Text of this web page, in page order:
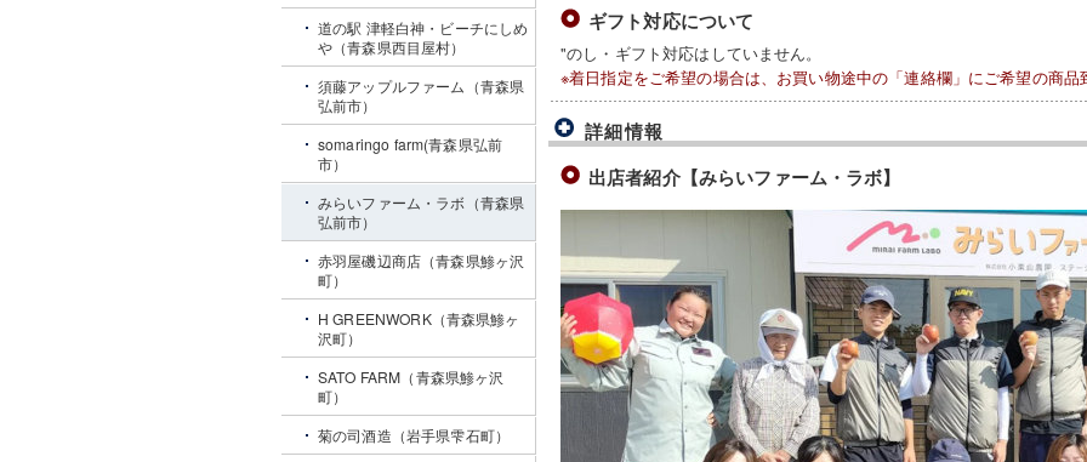
ギフト対応について
"のし・ギフト対応はしていません。
※着日指定をご希望の場合は、お買い物途中の「連絡欄」にご希望の商品
詳細情報
出店者紹介【みらいファーム・ラボ】
道の駅 津軽白神・ビーチにしめ
や（青森県西目屋村）
須藤アップルファーム（青森県
弘前市）
somaringo farm(青森県弘前
市）
みらいファーム・ラボ（青森県
弘前市）
赤羽屋磯辺商店（青森県鯵ヶ沢
町）
H GREENWORK（青森県鯵ヶ
沢町）
SATO FARM（青森県鯵ヶ沢
町）
菊の司酒造（岩手県雫石町）